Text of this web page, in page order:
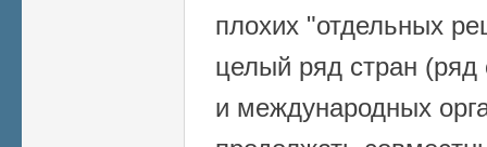
плохих "отдельных
целый ряд стран
и международных